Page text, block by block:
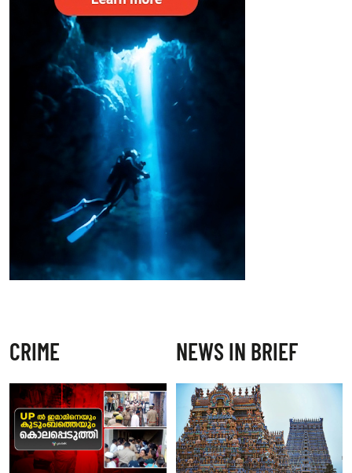
CRIME NEWS IN BRIEF